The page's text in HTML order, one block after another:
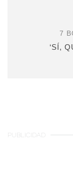
7
‘SÍ,
PUBLICIDAD